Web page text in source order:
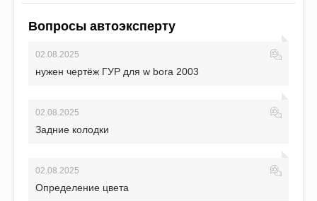
Вопросы автоэксперту
02.08.2025
нужен чертёж ГУР для w bora 2003
02.08.2025
Задние колодки
02.08.2025
Определение цвета